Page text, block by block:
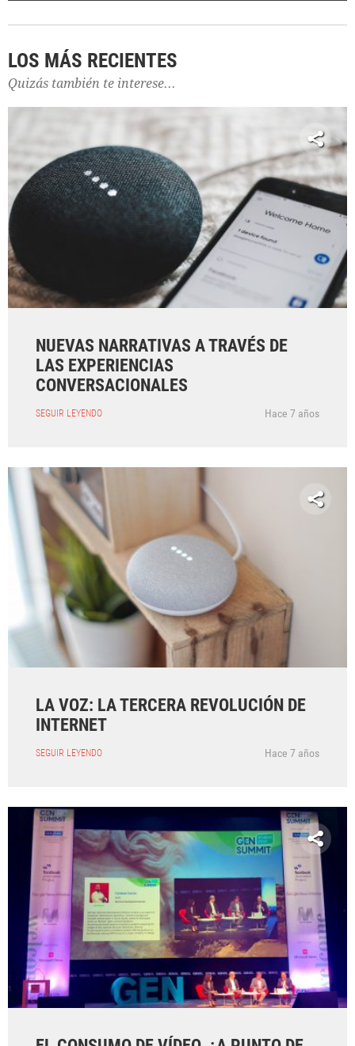
LOS MÁS RECIENTES
Quizás también te interese...
NUEVAS NARRATIVAS A TRAVÉS DE
LAS EXPERIENCIAS
CONVERSACIONALES
SEGUIR LEYENDO Hace 7 años
LA VOZ: LA TERCERA REVOLUCIÓN DE
INTERNET
SEGUIR LEYENDO Hace 7 años